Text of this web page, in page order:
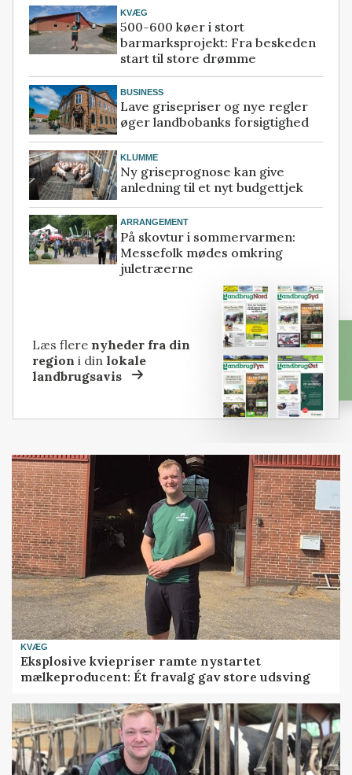
KVÆG
500-600 køer i stort
barmarksprojekt: Fra beskeden
start til store drømme
BUSINESS
Lave grisepriser og nye regler
øger landbobanks forsigtighed
KLUMME
Ny griseprognose kan give
anledning til et nyt budgettjek
ARRANGEMENT
På skovtur i sommervarmen:
Messefolk mødes omkring
juletræerne
Læs flere nyheder fra din
region i dinlokale
landbrugsavis
KVÆG
Eksplosive kviepriser ramte nystartet
mælkeproducent: Ét fravalg gav store udsving